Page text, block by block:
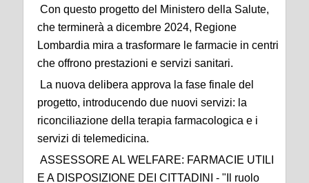
Con questo progetto del Ministero della Salute,
che terminerà a dicembre 2024, Regione
Lombardia mira a trasformare le farmacie in centri
che offrono prestazioni e servizi sanitari.
La nuova delibera approva la fase finale del
progetto, introducendo due nuovi servizi: la
riconciliazione della terapia farmacologica e i
servizi di telemedicina.
ASSESSORE AL WELFARE: FARMACIE UTILI
E A DISPOSIZIONE DEI CITTADINI - "Il ruolo